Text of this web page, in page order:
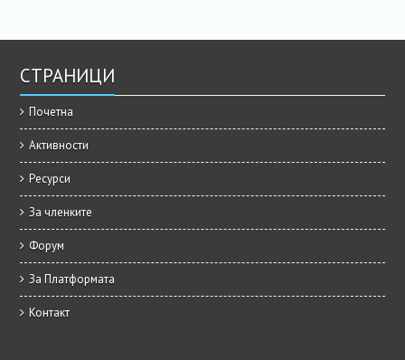
СТРАНИЦИ
Почетна
Активности
Ресурси
За членките
Форум
За Платформата
Контакт